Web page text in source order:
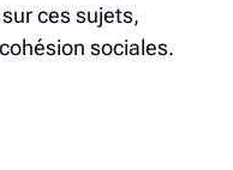
ces sujets,
sociales.